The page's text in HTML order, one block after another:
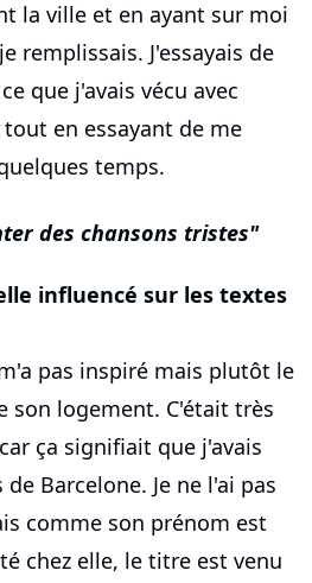
la ville et en ayant sur moi
remplissais. J'essayais de
que j'avais vécu avec
en essayant de me
temps.
des chansons tristes
influencé sur les textes
pas inspiré mais plutôt le
son logement. C'était très
ça signifiait que j'avais
Barcelone. Je ne l'ai pas
comme son prénom est
chez elle, le titre est venu